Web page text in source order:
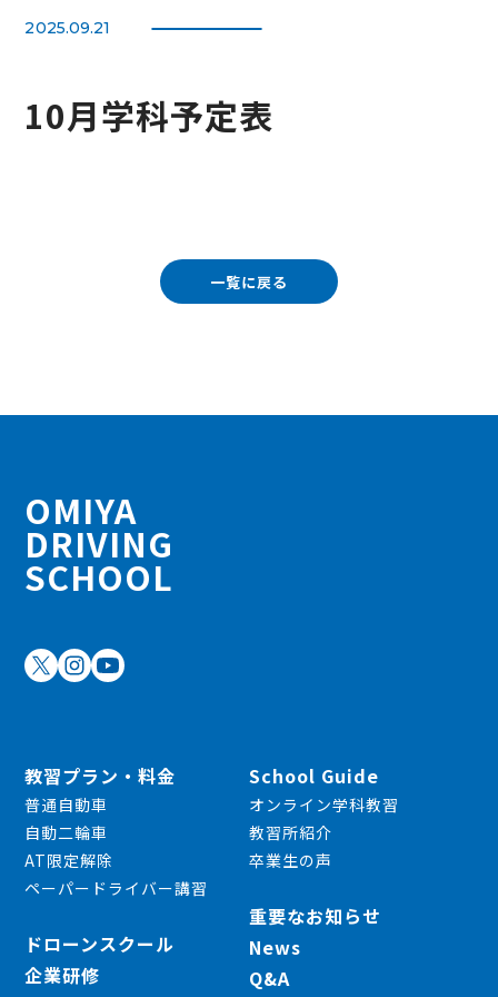
2025.09.21
10月学科予定表
一覧に戻る
OMIYA
DRIVING
SCHOOL
教習プラン・料金
普通自動車
自動二輪車
AT限定解除
ペーパードライバー講習
ドローンスクール
企業研修
School Guide
オンライン学科教習
教習所紹介
卒業生の声
重要なお知らせ
News
Q&A